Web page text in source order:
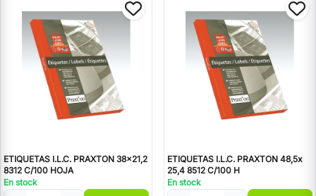
ETIQUETAS I.L.C. PRAXTON 38x21,2
8312 C/100 HOJA
En stock
ETIQUETAS I.L.C. PRAXTON 48,5x
25,4 8512 C/100 H
En stock